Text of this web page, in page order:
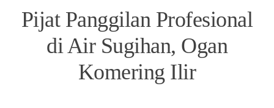
Pijat Panggilan Profesional
di Air Sugihan, Ogan
Komering Ilir